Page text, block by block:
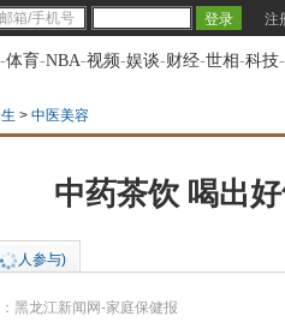
注
-体育-NBA-视频-娱谈-财经-世相-科技-
> 中医美容
中药茶饮 喝出
人参与)
黑龙江新闻网-家庭保健报